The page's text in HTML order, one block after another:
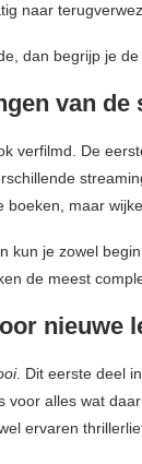
naar
dan begrijp je
van de
verfilmd. De
maar
kun je zowel
de meest
nieuwe
. Dit eerste deel
voor alles wat
ervaren